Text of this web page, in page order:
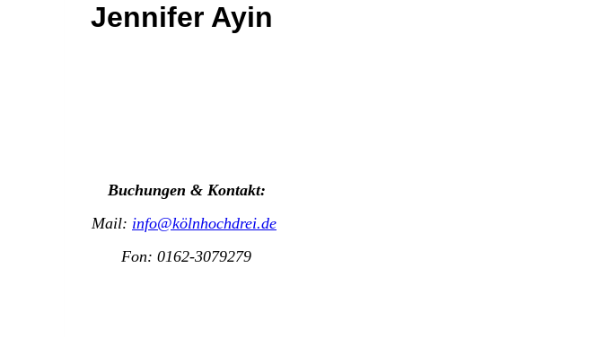
Jennifer Ayin
Buchungen & Kontakt:
Mail: info@kölnhochdrei.de
Fon: 0162-3079279